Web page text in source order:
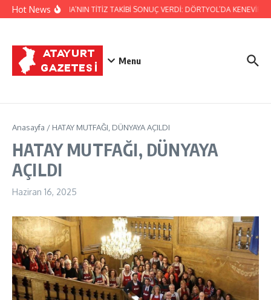
İçeriğe atla
Hot NewsJANDARMA’NIN TİTİZ TAKİBİ SONUÇ VERDİ: DÖRTYOL’DA KENEVİR
Menu
Anasayfa / HATAY MUTFAĞI, DÜNYAYA AÇILDI
HATAY MUTFAĞI, DÜNYAYA
AÇILDI
Haziran 16, 2025